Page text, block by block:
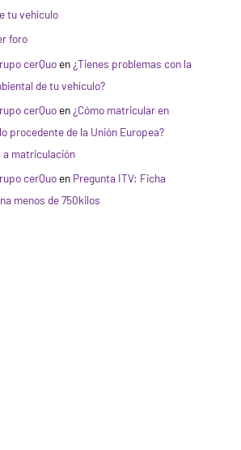
tu vehículo
foro
cerQuoen ¿Tienes problemas con la
de tu vehículo?
cerQuoen ¿Cómo matricular en
procedente de la Unión Europea?
matriculación
cerQuoen Pregunta ITV: Ficha
menos de 750kilos